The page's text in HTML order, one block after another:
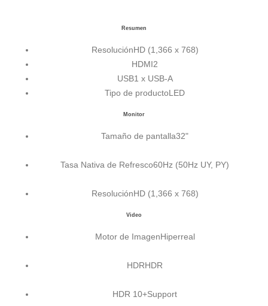
Resumen
ResoluciónHD (1,366 x 768)
HDMI2
USB1 x USB-A
Tipo de productoLED
Monitor
Tamaño de pantalla32"
Tasa Nativa de Refresco60Hz (50Hz UY, PY)
ResoluciónHD (1,366 x 768)
Video
Motor de ImagenHiperreal
HDRHDR
HDR 10+Support